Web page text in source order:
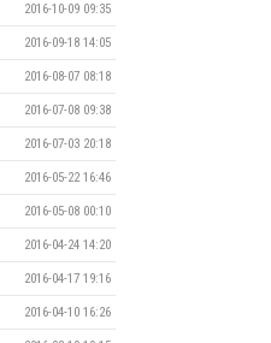
2016-10-09 09:35
2016-09-18 14:05
2016-08-07 08:18
2016-07-08 09:38
2016-07-03 20:18
2016-05-22 16:46
2016-05-08 00:10
2016-04-24 14:20
2016-04-17 19:16
2016-04-10 16:26